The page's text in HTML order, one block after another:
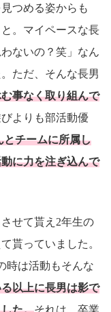
つめる姿からも
。マイペースな長
ないの？笑」なん
ただ、そんな長男
事なく取り組んで
よりも部活動優
とチームに所属し
に力を注ぎ込んで
せて貰え2年生の
貰っていました。
時は活動もそんな
以上に長男は影で
た。それは、卒業